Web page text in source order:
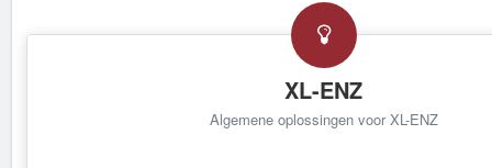
XL-ENZ
Algemene oplossingen voor XL-ENZ